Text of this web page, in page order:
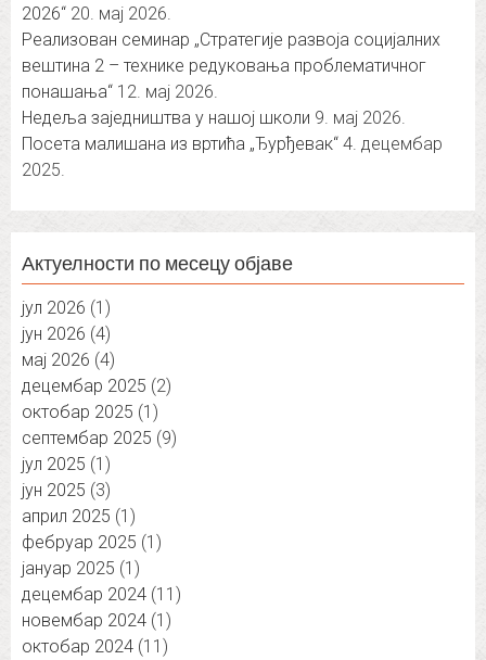
2026“ 20. мај 2026.
Реализован семинар „Стратегије развоја социјалних
вештина 2 – технике редуковања проблематичног
понашања“ 12. мај 2026.
Недеља заједништва у нашој школи 9. мај 2026.
Посета малишана из вртића „Ђурђевак“ 4. децембар
2025.
Актуелности по месецу објаве
јул 2026 (1)
јун 2026 (4)
мај 2026 (4)
децембар 2025 (2)
октобар 2025 (1)
септембар 2025 (9)
јул 2025 (1)
јун 2025 (3)
април 2025 (1)
фебруар 2025 (1)
јануар 2025 (1)
децембар 2024 (11)
новембар 2024 (1)
октобар 2024 (11)